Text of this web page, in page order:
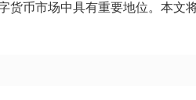
货币市场中具有重要地位。本文